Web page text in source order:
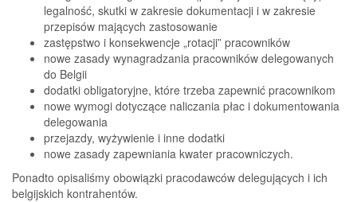
legalność, skutki w zakresie dokumentacji i w zakresie
przepisów mających zastosowanie
zastępstwo i konsekwencje „rotacji” pracowników
nowe zasady wynagradzania pracowników de­legowanych
do Belgii
dodatki obligatoryjne, które trze­ba zapewnić pracownikom
nowe wymogi dotyczące naliczania płac i do­kumentowania
delegowania
przejazdy, wyżywienie i inne dodatki
nowe zasady zapewniania kwater pracowni­czych.
Ponadto opisaliśmy obowiązki pracodawców delegujących i ich
belgijskich kontrahentów.